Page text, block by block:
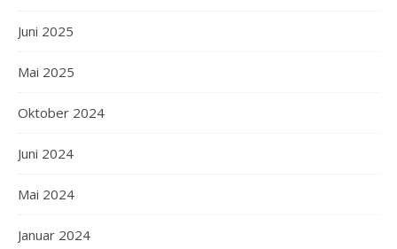
Juni 2025
Mai 2025
Oktober 2024
Juni 2024
Mai 2024
Januar 2024